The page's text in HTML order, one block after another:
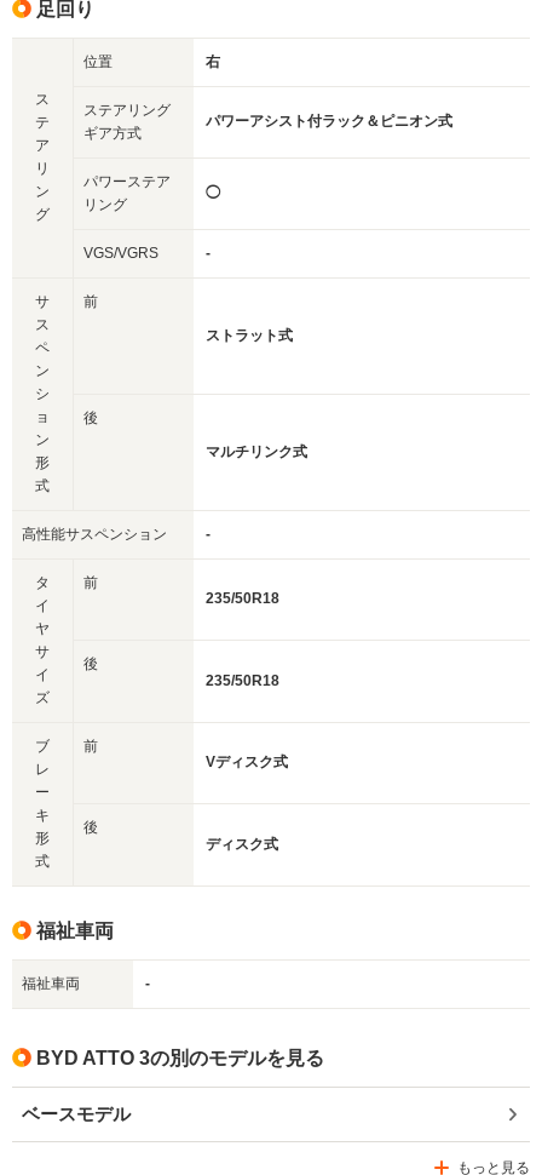
足回り
ス
テ
ア
リ
ン
グ
位置 右
ステアリング
ギア方式
パワーアシスト付ラック＆ピニオン式
パワーステア
リング
◯
VGS/VGRS -
サ
ス
ペ
ン
シ
ョ
ン
形
式
前
ストラット式
後
マルチリンク式
高性能サスペンション -
タ
イ
ヤ
サ
イ
ズ
前
235/50R18
後
235/50R18
ブ
レ
ー
キ
形
式
前
Vディスク式
後
ディスク式
福祉車両
福祉車両 -
BYD ATTO 3の別のモデルを見る
ベースモデル
もっと見る